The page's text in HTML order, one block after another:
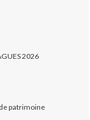
2026
patrimoine